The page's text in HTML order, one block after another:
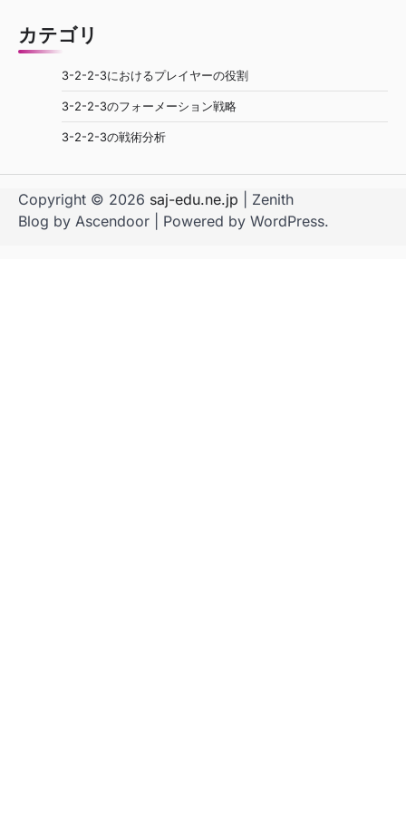
カテゴリ
3-2-2-3におけるプレイヤーの役割
3-2-2-3のフォーメーション戦略
3-2-2-3の戦術分析
Copyright © 2026 saj-edu.ne.jp | Zenith
Blog by Ascendoor | Powered by WordPress.